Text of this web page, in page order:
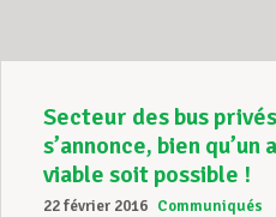
Secteur des bus
s’annonce, bien
viable soit possible !
22 février 2016 Communiqués